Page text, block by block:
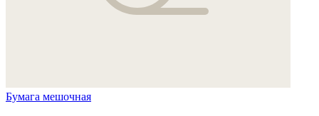
Бумага мешочная